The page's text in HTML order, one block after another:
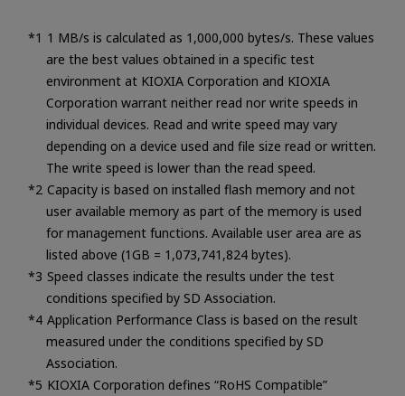
1 MB/s is calculated as 1,000,000 bytes/s. These values
are the best values obtained in a specific test
environment at KIOXIA Corporation and KIOXIA
Corporation warrant neither read nor write speeds in
individual devices. Read and write speed may vary
depending on a device used and file size read or written.
The write speed is lower than the read speed.
Capacity is based on installed flash memory and not
user available memory as part of the memory is used
for management functions. Available user area are as
listed above (1GB = 1,073,741,824 bytes).
Speed classes indicate the results under the test
conditions specified by SD Association.
Application Performance Class is based on the result
measured under the conditions specified by SD
Association.
KIOXIA Corporation defines “RoHS Compatible”